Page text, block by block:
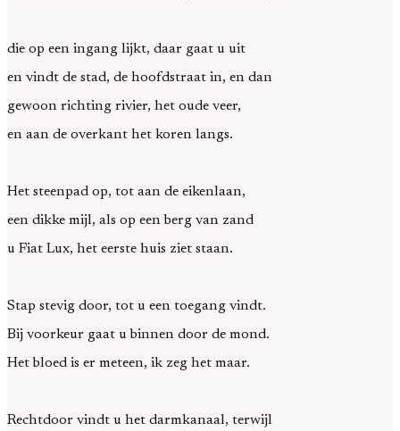
die op een ingang lijkt, daar gaat u uit
en vindt de stad, de hoofdstraat in, en dan
gewoon richting rivier, het oude veer,
en aan de overkant het koren langs.
Het steenpad op, tot aan de eikenlaan,
een dikke mijl, als op een berg van zand
u Fiat Lux, het eerste huis ziet staan.
Stap stevig door, tot u een toegang vindt.
Bij voorkeur gaat u binnen door de mond.
Het bloed is er meteen, ik zeg het maar.
Rechtdoor vindt u het darmkanaal, terwijl